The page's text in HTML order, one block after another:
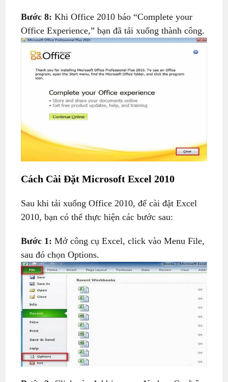
Bước 8: Khi Office 2010 báo “Complete your
Office Experience,” bạn đã tải xuống thành công.
Cách Cài Đặt Microsoft Excel 2010
Sau khi tải xuống Office 2010, để cài đặt Excel
2010, bạn có thể thực hiện các bước sau:
Bước 1: Mở công cụ Excel, click vào Menu File,
sau đó chọn Options.